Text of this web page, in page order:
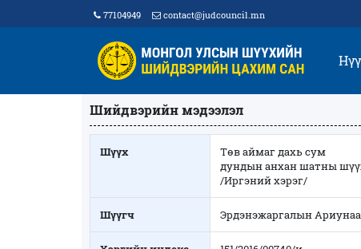
77104949 contact@judcouncil.mn
Шийдвэрийн мэдээлэл
Шүүх
Төв аймаг дахь сум
дундын анхан шатны
/Иргэний хэрэг/
Шүүгч Эрдэнэжаргалын Ариунаа